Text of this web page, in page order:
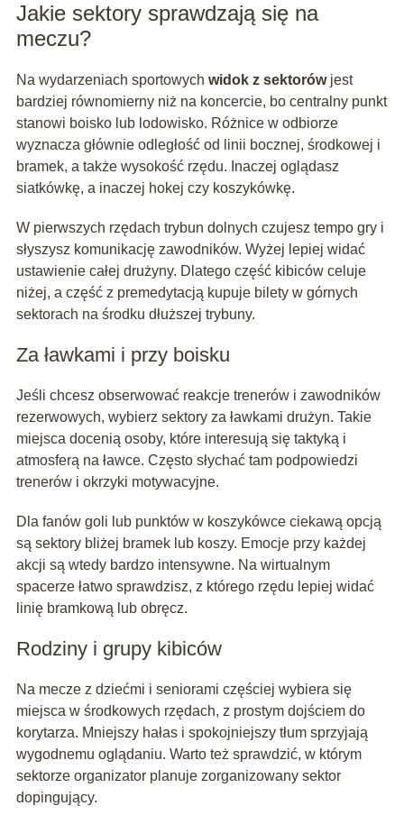
Jakie sektory sprawdzają się na
meczu?
Na wydarzeniach sportowych widok z sektorówjest
bardziej równomierny niż na koncercie, bo centralny punkt
stanowi boisko lub lodowisko. Różnice w odbiorze
wyznacza głównie odległość od linii bocznej, środkowej i
bramek, a także wysokość rzędu. Inaczej oglądasz
siatkówkę, a inaczej hokej czy koszykówkę.
W pierwszych rzędach trybun dolnych czujesz tempo gry i
słyszysz komunikację zawodników. Wyżej lepiej widać
ustawienie całej drużyny. Dlatego część kibiców celuje
niżej, a część z premedytacją kupuje bilety w górnych
sektorach na środku dłuższej trybuny.
Za ławkami i przy boisku
Jeśli chcesz obserwować reakcje trenerów i zawodników
rezerwowych, wybierz sektory za ławkami drużyn. Takie
miejsca docenią osoby, które interesują się taktyką i
atmosferą na ławce. Często słychać tam podpowiedzi
trenerów i okrzyki motywacyjne.
Dla fanów goli lub punktów w koszykówce ciekawą opcją
są sektory bliżej bramek lub koszy. Emocje przy każdej
akcji są wtedy bardzo intensywne. Na wirtualnym
spacerze łatwo sprawdzisz, z którego rzędu lepiej widać
linię bramkową lub obręcz.
Rodziny i grupy kibiców
Na mecze z dziećmi i seniorami częściej wybiera się
miejsca w środkowych rzędach, z prostym dojściem do
korytarza. Mniejszy hałas i spokojniejszy tłum sprzyjają
wygodnemu oglądaniu. Warto też sprawdzić, w którym
sektorze organizator planuje zorganizowany sektor
dopingujący.